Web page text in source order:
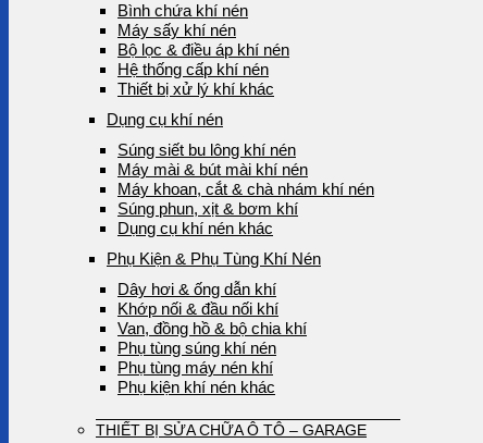
Bình chứa khí nén
Máy sấy khí nén
Bộ lọc & điều áp khí nén
Hệ thống cấp khí nén
Thiết bị xử lý khí khác
Dụng cụ khí nén
Súng siết bu lông khí nén
Máy mài & bút mài khí nén
Máy khoan, cắt & chà nhám khí nén
Súng phun, xịt & bơm khí
Dụng cụ khí nén khác
Phụ Kiện & Phụ Tùng Khí Nén
Dây hơi & ống dẫn khí
Khớp nối & đầu nối khí
Van, đồng hồ & bộ chia khí
Phụ tùng súng khí nén
Phụ tùng máy nén khí
Phụ kiện khí nén khác
THIẾT BỊ SỬA CHỮA Ô TÔ – GARAGE